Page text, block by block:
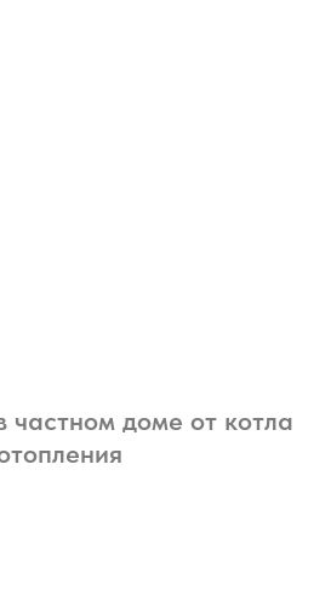
частном доме от котла